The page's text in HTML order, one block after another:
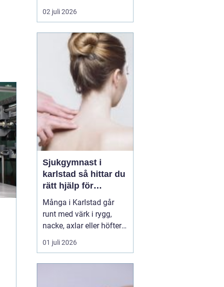
kroppens leder, muskler
och nervsystem. Målet
smärta, bättre rörlighet
och en vardag som
fungerar igen.
Kiropraktik passar
många som kämpar
med återkommande
ryggont...
02 juli 2026
Sjukgymnast i
karlstad så hittar du
rätt hjälp för
kroppen
Många i Karlstad går
runt med värk i rygg,
nacke, axlar eller höfter
utan att söka hjälp.
Andra har råkat ut för en
01 juli 2026